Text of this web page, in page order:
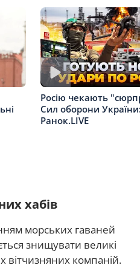
Росію чекають
Сил оборони
Ранок.LIVE
хабів
морських гаваней
знищувати великі
вітчизняних компаній.